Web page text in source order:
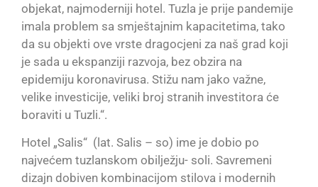
objekat, najmoderniji hotel. Tuzla je prije pandemije
imala problem sa smještajnim kapacitetima, tako
da su objekti ove vrste dragocjeni za naš grad koji
je sada u ekspanziji razvoja, bez obzira na
epidemiju koronavirusa. Stižu nam jako važne,
velike investicije, veliki broj stranih investitora će
boraviti u Tuzli.“.
Hotel „Salis“ (lat. Salis – so) ime je dobio po
najvećem tuzlanskom obilježju- soli. Savremeni
dizajn dobiven kombinacijom stilova i modernih